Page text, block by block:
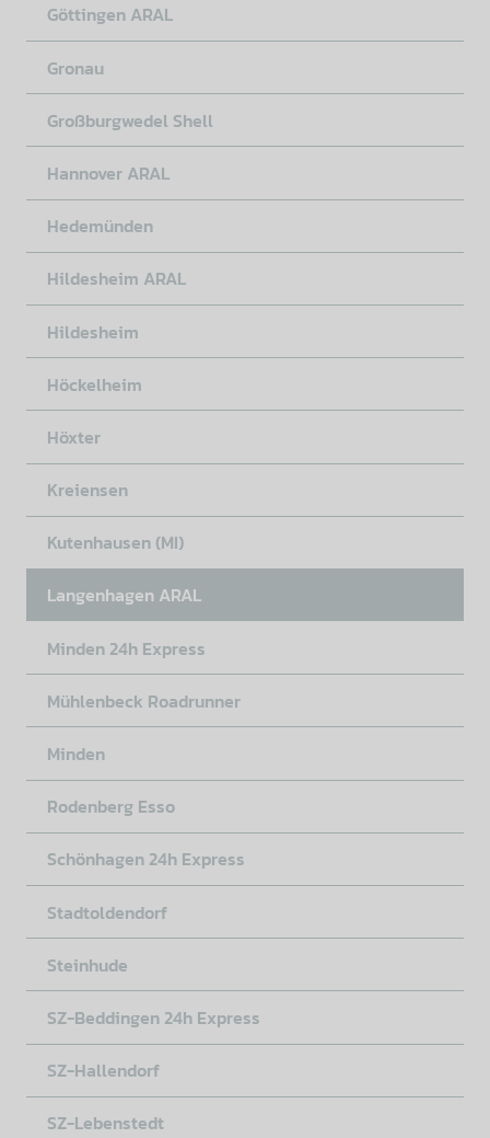
Göttingen ARAL
Gronau
Großburgwedel Shell
Hannover ARAL
Hedemünden
Hildesheim ARAL
Hildesheim
Höckelheim
Höxter
Kreiensen
Kutenhausen (MI)
Langenhagen ARAL
Minden 24h Express
Mühlenbeck Roadrunner
Minden
Rodenberg Esso
Schönhagen 24h Express
Stadtoldendorf
Steinhude
SZ-Beddingen 24h Express
SZ-Hallendorf
SZ-Lebenstedt